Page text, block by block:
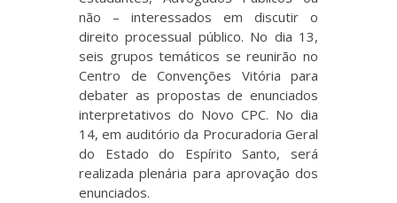
não – interessados em discutir o
direito processual público. No dia 13,
seis grupos temáticos se reunirão no
Centro de Convenções Vitória para
debater as propostas de enunciados
interpretativos do Novo CPC. No dia
14, em auditório da Procuradoria Geral
do Estado do Espírito Santo, será
realizada plenária para aprovação dos
enunciados.